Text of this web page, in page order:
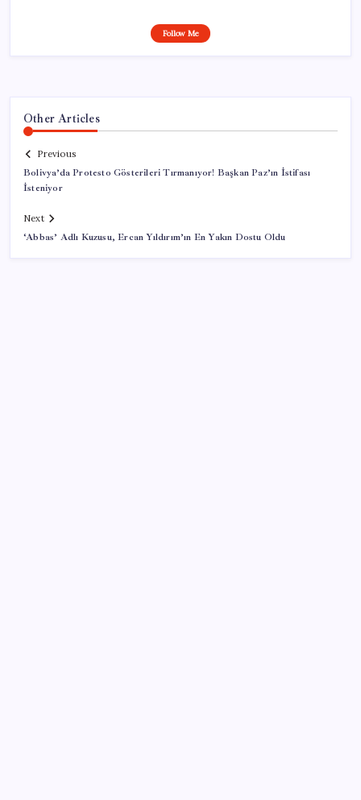
Follow Me
Other Articles
Previous
Bolivya’da Protesto Gösterileri Tırmanıyor! Başkan Paz’ın İstifası
İsteniyor
Next
‘Abbas’ Adlı Kuzusu, Ercan Yıldırım’ın En Yakın Dostu Oldu